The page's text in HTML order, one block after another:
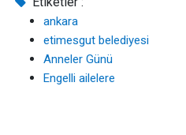
ankara
etimesgut belediyesi
Anneler Günü
Engelli ailelere